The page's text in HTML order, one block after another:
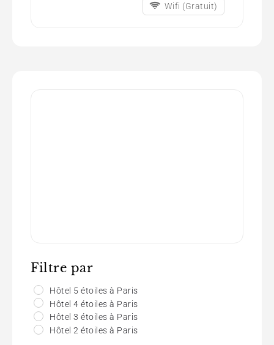
Filtre par
Hôtel 5 étoiles à Paris
Hôtel 4 étoiles à Paris
Hôtel 3 étoiles à Paris
Hôtel 2 étoiles à Paris
Wifi (Gratuit)